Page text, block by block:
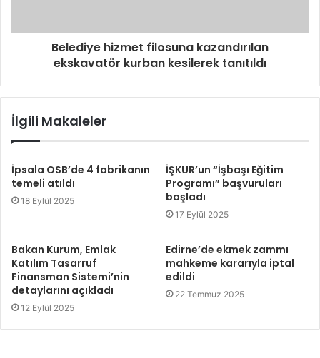
Belediye hizmet filosuna kazandırılan
ekskavatör kurban kesilerek tanıtıldı
İlgili Makaleler
İpsala OSB’de 4 fabrikanın
temeli atıldı
18 Eylül 2025
İŞKUR’un “İşbaşı Eğitim
Programı” başvuruları
başladı
17 Eylül 2025
Bakan Kurum, Emlak
Katılım Tasarruf
Finansman Sistemi’nin
detaylarını açıkladı
12 Eylül 2025
Edirne’de ekmek zammı
mahkeme kararıyla iptal
edildi
22 Temmuz 2025